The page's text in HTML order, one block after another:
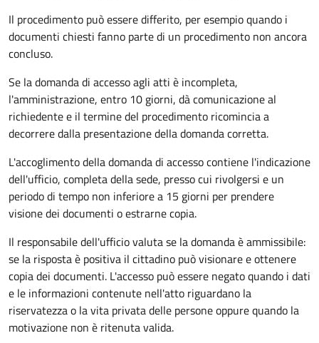
Il procedimento può essere differito, per esempio quando i
documenti chiesti fanno parte di un procedimento non ancora
concluso.
Se la domanda di accesso agli atti è incompleta,
l'amministrazione, entro 10 giorni, dà comunicazione al
richiedente e il termine del procedimento ricomincia a
decorrere dalla presentazione della domanda corretta.
L'accoglimento della domanda di accesso contiene l'indicazione
dell'ufficio, completa della sede, presso cui rivolgersi e un
periodo di tempo non inferiore a 15 giorni per prendere
visione dei documenti o estrarne copia.
Il responsabile dell'ufficio valuta se la domanda è ammissibile:
se la risposta è positiva il cittadino può visionare e ottenere
copia dei documenti. L'accesso può essere negato quando i dati
e le informazioni contenute nell'atto riguardano la
riservatezza o la vita privata delle persone oppure quando la
motivazione non è ritenuta valida.